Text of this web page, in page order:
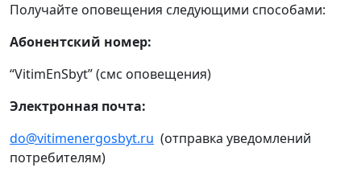
Получайте оповещения следующими способами:
Абонентский номер:
“VitimEnSbyt” (смс оповещения)
Электронная почта:
do@vitimenergosbyt.ru (отправка уведомлений
потребителям)